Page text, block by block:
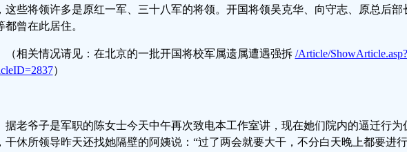
这些将领许多是原红一军、三十八军的将领。开国将领吴克华、向守志、原总后部
都曾在此居住。
（相关情况请见：在北京的一批开国将校军属遗属遭遇强拆 /Article/ShowArticle.asp?
）
据老爷子是军职的陈女士今天中午再次致电本工作室讲，现在她们院内的逼迁行为
干休所领导昨天还找她隔壁的阿姨说：“过了两会就要大干，不分白天晚上都要进